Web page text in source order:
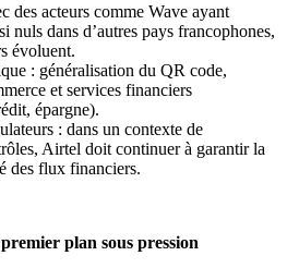
des acteurs comme Wave ayant
nuls dans d’autres pays francophones,
évoluent.
: généralisation du QR code,
et services financiers
épargne).
: dans un contexte de
Airtel doit continuer à garantir la
des flux financiers.
plan sous pression